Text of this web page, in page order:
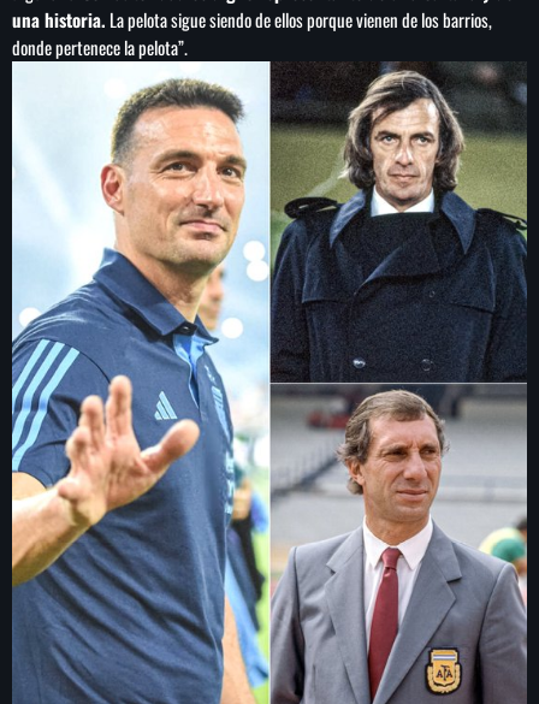
una historia. La pelota sigue siendo de ellos porque vienen de los barrios,
donde pertenece la pelota”.